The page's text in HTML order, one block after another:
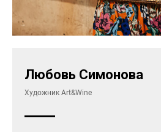
Любовь Симонова
Художник Art&Wine